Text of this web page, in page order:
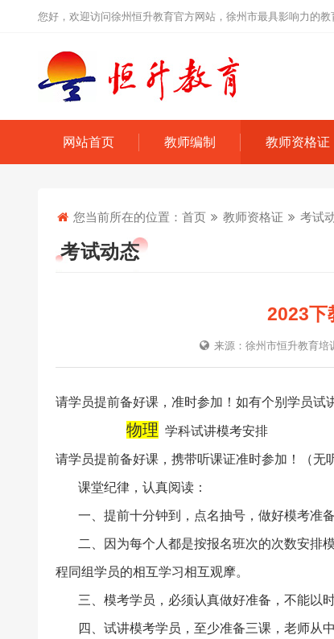
您好，欢迎访问徐州恒升教育官方网站，徐州市最具影响力的教
网站首页 教师编制 教师资格证
您当前所在的位置： 首页 教师资格证 考试
考试动态
2023下
来源：徐州市恒升教育培
请学员提前备好课，准时参加！如有个别学员试
物理 学科试讲模考安排
请学员提前备好课，携带听课证准时参加！（无
课堂纪律，认真阅读：
一、提前十分钟到，点名抽号，做好模考准备
二、因为每个人都是按报名班次的次数安排
程同组学员的相互学习相互观摩。
三、模考学员，必须认真做好准备，不能以时
四、试讲模考学员，至少准备三课，老师从中
24上教师资格证面试